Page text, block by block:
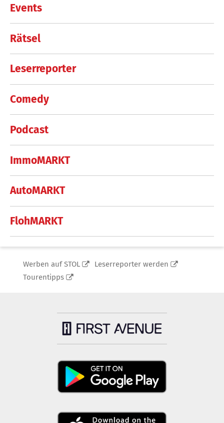
Events
Rätsel
Leserreporter
Comedy
Podcast
ImmoMARKT
AutoMARKT
FlohMARKT
Werben auf STOL
Leserreporter werden
Tourentipps